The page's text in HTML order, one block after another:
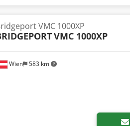
Wien 583 km
VMC 1000XP
VMC 1000XP